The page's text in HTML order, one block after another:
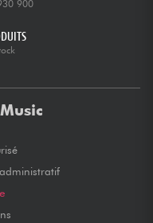
900